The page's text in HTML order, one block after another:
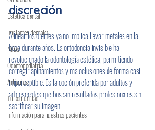
Estética dental
Implantes dentales
Niños
Odontopediatría
Artículos
Tu comunidad
Información para nuestros pacientes
discreción
Alinear los dientes ya no implica llevar metales en la
boca durante años. La ortodoncia invisible ha
revolucionado la odontología estética, permitiendo
corregir apiñamientos y maloclusiones de forma casi
imperceptible. Es la opción preferida por adultos y
adolescentes que buscan resultados profesionales sin
sacrificar su imagen.